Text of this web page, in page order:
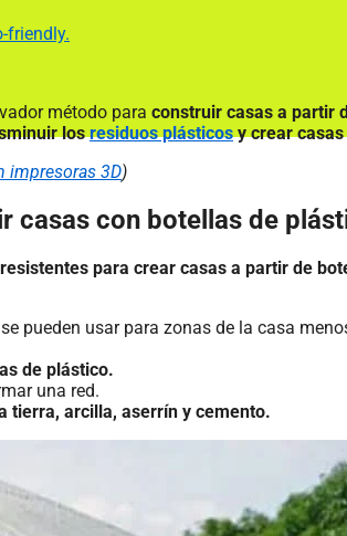
friendly.
método para construir casas a partir
losresiduos plásticosy crear
impresoras 3D)
casas con botellas de
para crear casas a partir de
pueden usar para zonas de la casa
de plástico.
una red.
tierra, arcilla, aserrín y cemento.